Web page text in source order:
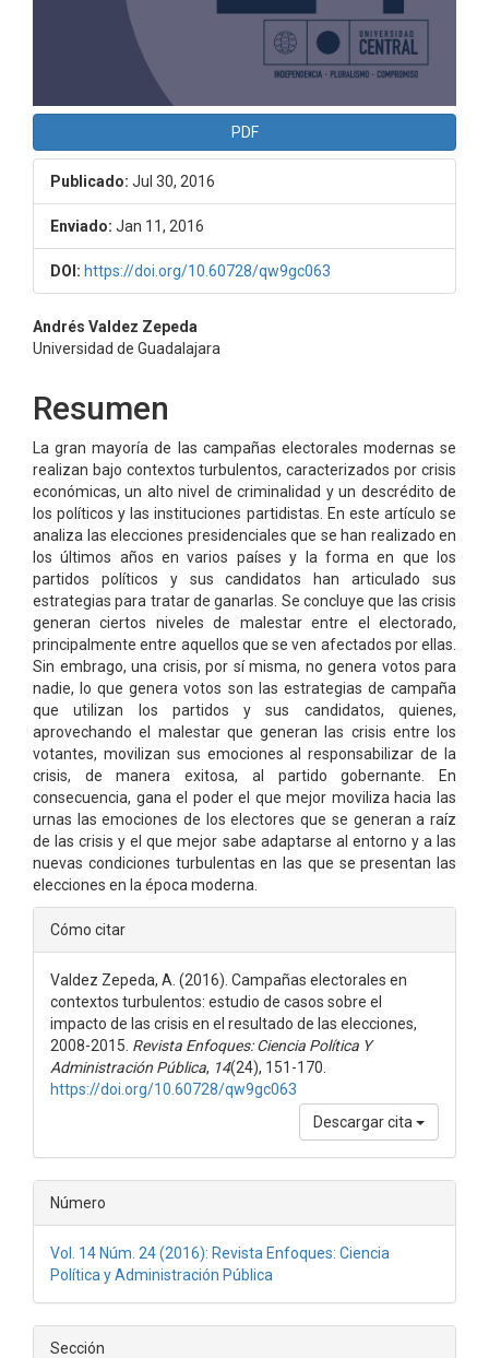
PDF
Publicado: Jul 30, 2016
Enviado: Jan 11, 2016
DOI: https://doi.org/10.60728/qw9gc063
Contenido
del
artículo
Andrés Valdez Zepeda
Universidad de Guadalajara
Resumen
La gran mayoría de las campañas electorales modernas se
realizan bajo contextos turbulentos, caracterizados por crisis
económicas, un alto nivel de criminalidad y un descrédito de
los políticos y las instituciones partidistas. En este artículo se
analiza las elecciones presidenciales que se han realizado en
los últimos años en varios países y la forma en que los
partidos políticos y sus candidatos han articulado sus
estrategias para tratar de ganarlas. Se concluye que las crisis
generan ciertos niveles de malestar entre el electorado,
principalmente entre aquellos que se ven afectados por ellas.
Sin embrago, una crisis, por sí misma, no genera votos para
nadie, lo que genera votos son las estrategias de campaña
que utilizan los partidos y sus candidatos, quienes,
aprovechando el malestar que generan las crisis entre los
votantes, movilizan sus emociones al responsabilizar de la
crisis, de manera exitosa, al partido gobernante. En
consecuencia, gana el poder el que mejor moviliza hacia las
urnas las emociones de los electores que se generan a raíz
de las crisis y el que mejor sabe adaptarse al entorno y a las
nuevas condiciones turbulentas en las que se presentan las
elecciones en la época moderna.
Detalles
del
artículo
Cómo citar
Valdez Zepeda, A. (2016). Campañas electorales en
contextos turbulentos: estudio de casos sobre el
impacto de las crisis en el resultado de las elecciones,
2008-2015. Revista Enfoques: Ciencia Política Y
Administración Pública, 14(24), 151-170.
https://doi.org/10.60728/qw9gc063
Descargar cita
Número
Vol. 14 Núm. 24 (2016): Revista Enfoques: Ciencia
Política y Administración Pública
Sección